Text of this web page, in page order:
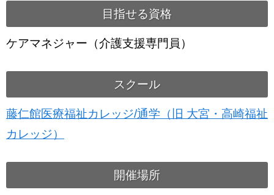
目指せる資格
ケアマネジャー（介護支援専門員）
スクール
藤仁館医療福祉カレッジ/通学（旧 大宮・高崎福祉
カレッジ）
開催場所